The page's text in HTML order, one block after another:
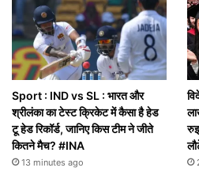
Sport : IND vs SL : भारत और
श्रीलंका का टेस्ट क्रिकेट में कैसा है हेड
टू हेड रिकॉर्ड, जानिए किस टीम ने जीते
कितने मैच? #INA
13 minutes ago